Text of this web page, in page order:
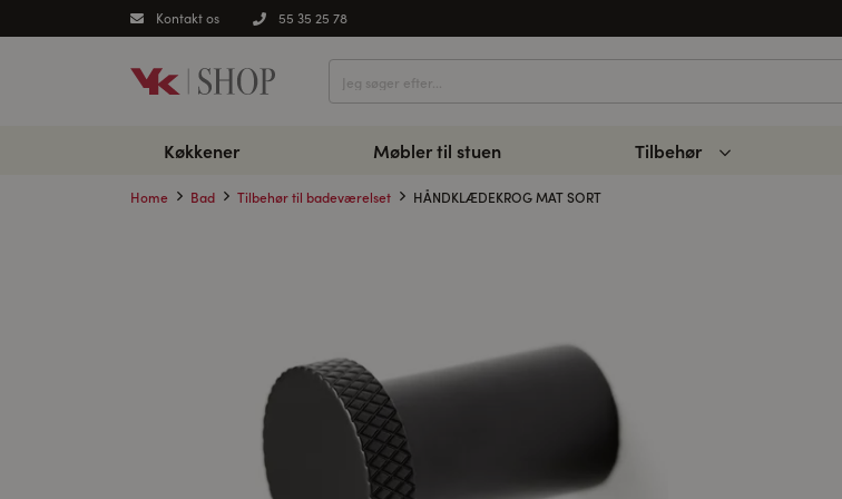
Kontakt os 55 35 25 78
Køkkener Møbler til stuen Tilbehør
Home Bad Tilbehør til badeværelset HÅNDKLÆDEKROG MAT SORT